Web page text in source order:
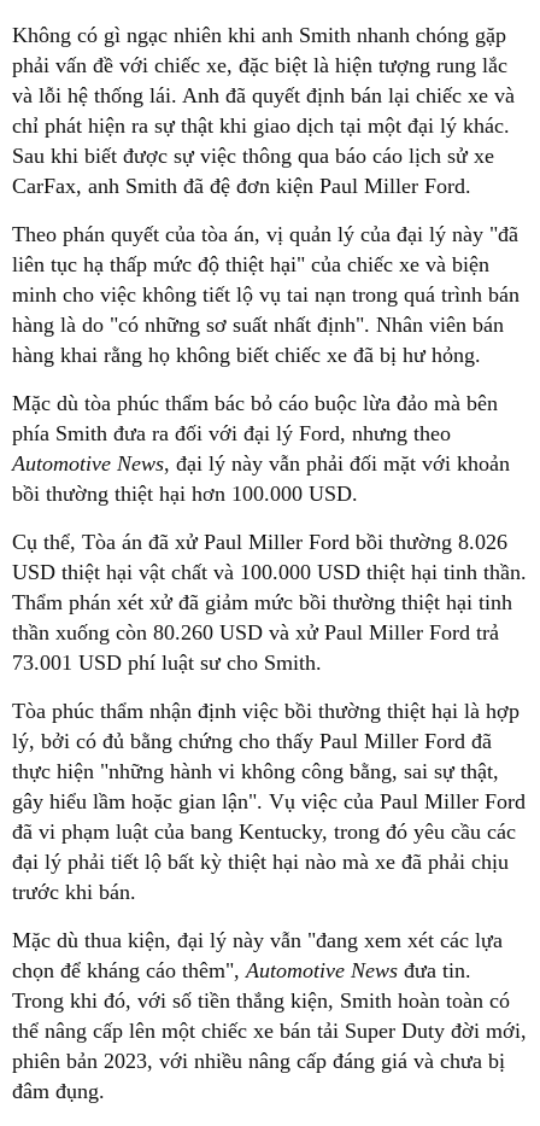
Không có gì ngạc nhiên khi anh Smith nhanh chóng gặp
phải vấn đề với chiếc xe, đặc biệt là hiện tượng rung lắc
và lỗi hệ thống lái. Anh đã quyết định bán lại chiếc xe và
chỉ phát hiện ra sự thật khi giao dịch tại một đại lý khác.
Sau khi biết được sự việc thông qua báo cáo lịch sử xe
CarFax, anh Smith đã đệ đơn kiện Paul Miller Ford.
Theo phán quyết của tòa án, vị quản lý của đại lý này "đã
liên tục hạ thấp mức độ thiệt hại" của chiếc xe và biện
minh cho việc không tiết lộ vụ tai nạn trong quá trình bán
hàng là do "có những sơ suất nhất định". Nhân viên bán
hàng khai rằng họ không biết chiếc xe đã bị hư hỏng.
Mặc dù tòa phúc thẩm bác bỏ cáo buộc lừa đảo mà bên
phía Smith đưa ra đối với đại lý Ford, nhưng theo
Automotive News, đại lý này vẫn phải đối mặt với khoản
bồi thường thiệt hại hơn 100.000 USD.
Cụ thể, Tòa án đã xử Paul Miller Ford bồi thường 8.026
USD thiệt hại vật chất và 100.000 USD thiệt hại tinh thần.
Thẩm phán xét xử đã giảm mức bồi thường thiệt hại tinh
thần xuống còn 80.260 USD và xử Paul Miller Ford trả
73.001 USD phí luật sư cho Smith.
Tòa phúc thẩm nhận định việc bồi thường thiệt hại là hợp
lý, bởi có đủ bằng chứng cho thấy Paul Miller Ford đã
thực hiện "những hành vi không công bằng, sai sự thật,
gây hiểu lầm hoặc gian lận". Vụ việc của Paul Miller Ford
đã vi phạm luật của bang Kentucky, trong đó yêu cầu các
đại lý phải tiết lộ bất kỳ thiệt hại nào mà xe đã phải chịu
trước khi bán.
Mặc dù thua kiện, đại lý này vẫn "đang xem xét các lựa
chọn để kháng cáo thêm", Automotive News đưa tin.
Trong khi đó, với số tiền thắng kiện, Smith hoàn toàn có
thể nâng cấp lên một chiếc xe bán tải Super Duty đời mới,
phiên bản 2023, với nhiều nâng cấp đáng giá và chưa bị
đâm đụng.